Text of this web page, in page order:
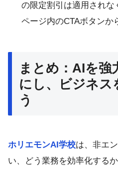
の限定割引は適用され
ページ内のCTAボタンか
まとめ：AIを強
にし、ビジネス
う
ホリエモンAI学校は、非エ
い、どう業務を効率化する